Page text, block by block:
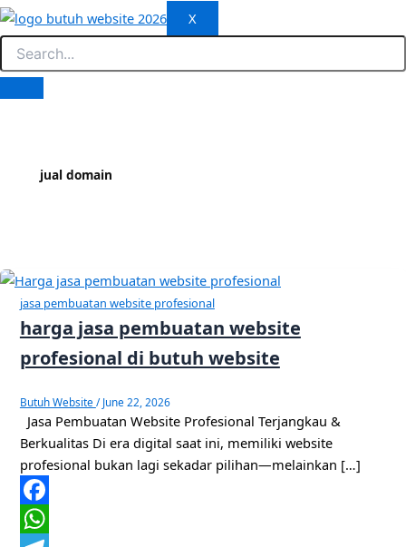
X
jual domain
jasa pembuatan website profesional
harga jasa pembuatan website
profesional di butuh website
Butuh Website /June 22, 2026
Jasa Pembuatan Website Profesional Terjangkau &
Berkualitas Di era digital saat ini, memiliki website
profesional bukan lagi sekadar pilihan—melainkan […]
Facebook